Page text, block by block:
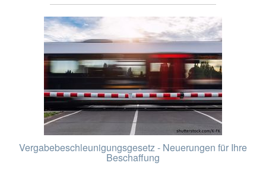
Vergabebeschleunigungsgesetz - Neuerungen für Ihre
Beschaffung